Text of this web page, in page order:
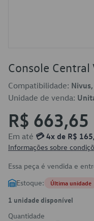
Console Central
Compatibilidade:
Unidade de venda:
R$ 663,65
Em até 💳 4x de R$
Informações sobre
Essa peça é vendida e
Estoque: Última unidade
1 unidade disponível
Quantidade